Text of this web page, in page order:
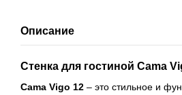
Описание
Стенка для гостиной Cama
Cama Vigo 12 – это стильное и